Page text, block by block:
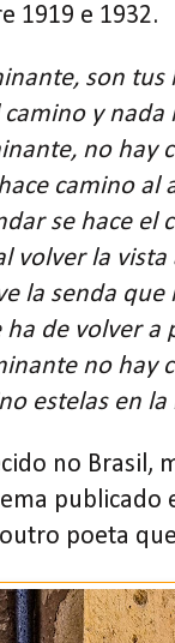
1919 e 1932.
son tus
camino y nada
no hay
camino al
se hace el
volver la vista
la senda que
ha de volver a
no hay
estelas en la
no Brasil,
publicado
poeta